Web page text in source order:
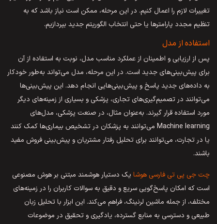
تغییرات لازم را اعمال کنیم. در این مرحله، ممکن است نیاز باشد که به
تنظیم مجدد پارامترها یا حتی انتخاب الگوریتم جدید بپردازیم.
استفاده از مدل
پس از ارزیابی و اطمینان از عملکرد مناسب مدل، نوبت به استفاده از آن
برای پیش‌بینی‌های جدید است. در این مرحله، مدل می‌تواند به‌طور خودکار
به داده‌های جدید پاسخ و پیش‌بینی‌هایی انجام دهد. این پیش‌بینی‌ها
می‌توانند در تصمیم‌گیری‌های تجاری، پزشکی و بسیاری از زمینه‌های دیگر
مورد استفاده قرار گیرند. به‌عنوان مثال، در صنعت پزشکی، مدل‌های
Machine learning می‌توانند به پزشکان در تشخیص بیماری‌ها کمک کنند
یا در تجارت، می‌توانند برای تحلیل رفتار مشتریان و پیش‌بینی فروش مفید
باشند.
چت جی پی تی فارسی هوشا یک دستیار هوشمند مبتنی بر هوش مصنوعی
است که امکان پاسخ‌گویی سریع و دقیق به سوالات کاربران را در زمینه‌های
مختلف، از جمله ماشین لرنینگ، فراهم می‌کند. این ابزار با تحلیل زبان
طبیعی و دسترسی به منابع گسترده، یادگیری و تحقیق در موضوعات